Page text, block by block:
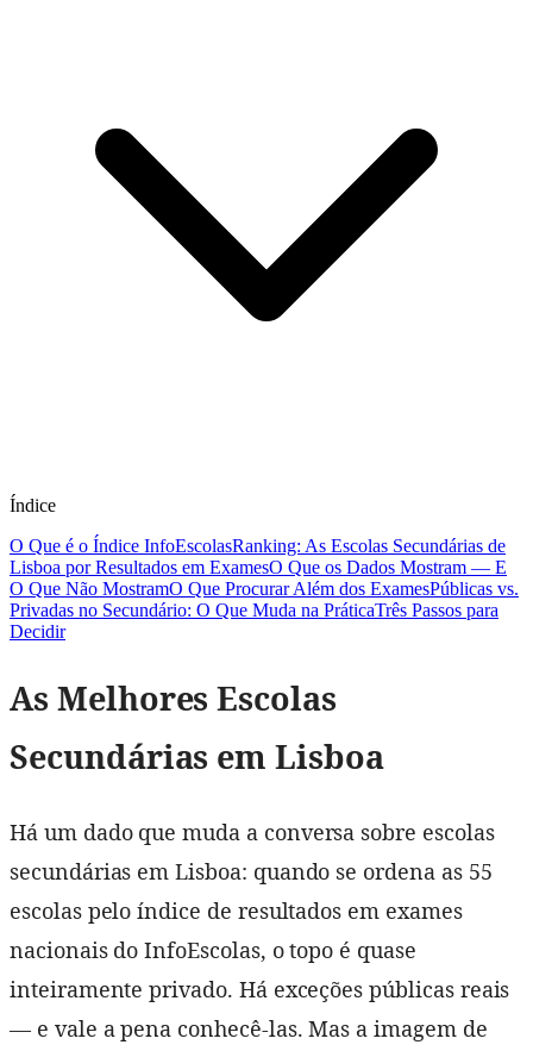
Índice
O Que é o Índice InfoEscolasRanking: As Escolas Secundárias de
Lisboa por Resultados em ExamesO Que os Dados Mostram — E
O Que Não MostramO Que Procurar Além dos ExamesPúblicas vs.
Privadas no Secundário: O Que Muda na PráticaTrês Passos para
Decidir
As Melhores Escolas
Secundárias em Lisboa
Há um dado que muda a conversa sobre escolas
secundárias em Lisboa: quando se ordena as 55
escolas pelo índice de resultados em exames
nacionais do InfoEscolas, o topo é quase
inteiramente privado. Há exceções públicas reais
— e vale a pena conhecê-las. Mas a imagem de